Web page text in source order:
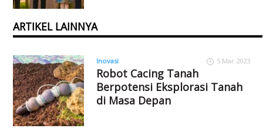
ARTIKEL LAINNYA
Inovasi 5 Mar 2023
Robot Cacing Tanah
Berpotensi Eksplorasi Tanah
di Masa Depan